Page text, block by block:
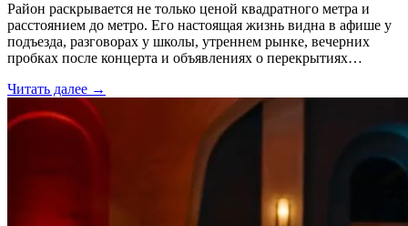
Район раскрывается не только ценой квадратного метра и
расстоянием до метро. Его настоящая жизнь видна в афише у
подъезда, разговорах у школы, утреннем рынке, вечерних
пробках после концерта и объявлениях о перекрытиях…
Читать далее →